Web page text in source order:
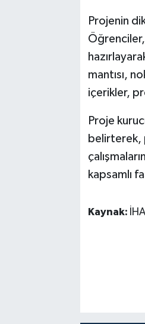
Projenin
mantısı,
içerikler,
Proje
belirterek,
kapsamlı
Kaynak: İHA